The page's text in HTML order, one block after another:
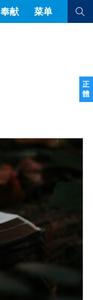
正
體
奉献 菜单
式讲道与神学
制与教会纪律
英语
俄语
波斯语
柬埔寨语